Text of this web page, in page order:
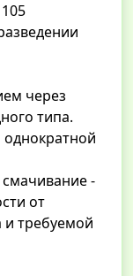
через
типа.
-
от
и требуемой